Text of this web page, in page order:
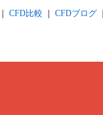
CFD比較 CFDブログ